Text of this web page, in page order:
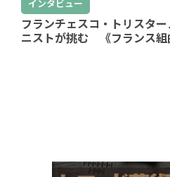
インタビュー
フランチェスコ・トリスタ
ニストが挑む 《フランス組